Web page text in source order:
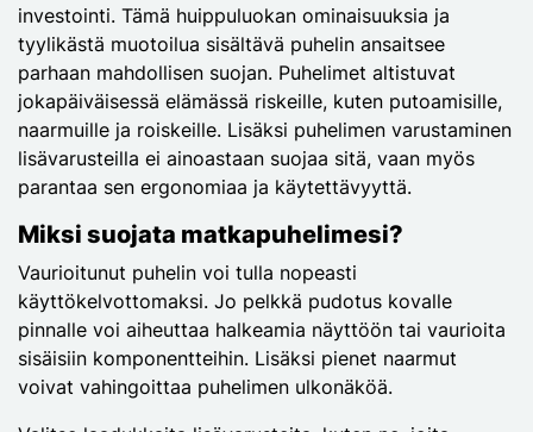
investointi. Tämä huippuluokan ominaisuuksia ja
tyylikästä muotoilua sisältävä puhelin ansaitsee
parhaan mahdollisen suojan. Puhelimet altistuvat
jokapäiväisessä elämässä riskeille, kuten putoamisille,
naarmuille ja roiskeille. Lisäksi puhelimen varustaminen
lisävarusteilla ei ainoastaan suojaa sitä, vaan myös
parantaa sen ergonomiaa ja käytettävyyttä.
Miksi suojata matkapuhelimesi?
Vaurioitunut puhelin voi tulla nopeasti
käyttökelvottomaksi. Jo pelkkä pudotus kovalle
pinnalle voi aiheuttaa halkeamia näyttöön tai vaurioita
sisäisiin komponentteihin. Lisäksi pienet naarmut
voivat vahingoittaa puhelimen ulkonäköä.